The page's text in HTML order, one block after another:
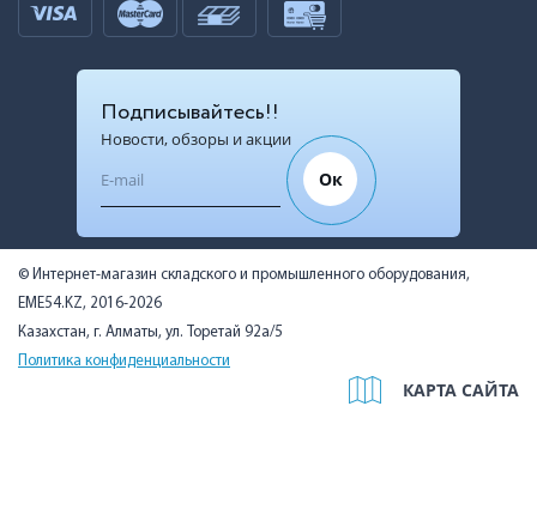
Подписывайтесь!!
Новости, обзоры и акции
Ок
© Интернет-магазин складского и промышленного оборудования,
EME54.KZ, 2016-2026
Казахстан, г. Алматы, ул. Торетай 92а/5
Политика конфиденциальности
КАРТА САЙТА